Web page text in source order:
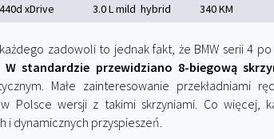
xDrive
3.0 L mild hybrid 340 KM
zadowoli to jednak fakt, że BMW serii 4
W standardzie przewidziano 8-biegową
Małe zainteresowanie przekładniami
Polsce wersji z takimi skrzyniami. Co więcej,
i dynamicznych przyspieszeń.